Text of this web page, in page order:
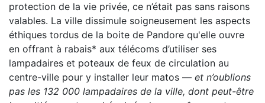
protection de la vie privée, ce n’était pas sans raisons
valables. La ville dissimule soigneusement les aspects
éthiques tordus de la boite de Pandore qu'elle ouvre
en offrant à rabais* aux télécoms d’utiliser ses
lampadaires et poteaux de feux de circulation au
centre-ville pour y installer leur matos — et n’oublions
pas les 132 000 lampadaires de la ville, dont peut-être